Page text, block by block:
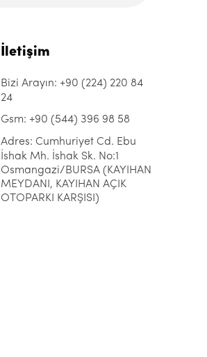
İletişim
Bizi Arayın: +90 (224) 220 84
24
Gsm: +90 (544) 396 98 58
Adres: Cumhuriyet Cd. Ebu
İshak Mh. İshak Sk. No:1
Osmangazi/BURSA (KAYIHAN
MEYDANI, KAYIHAN AÇIK
OTOPARKI KARŞISI)